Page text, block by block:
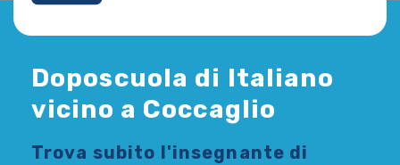
Doposcuola di Italiano
vicino a Coccaglio
Trova subito l'insegnante di